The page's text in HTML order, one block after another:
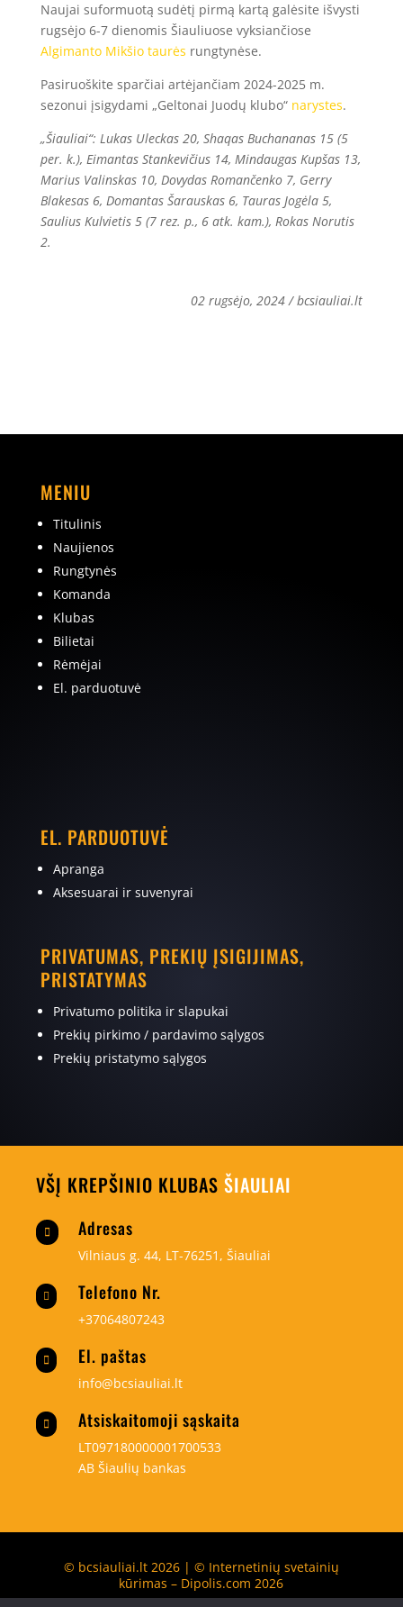
Naujai suformuotą sudėtį pirmą kartą galėsite išvysti
rugsėjo 6-7 dienomis Šiauliuose vyksiančiose
Algimanto Mikšio taurės rungtynėse.
Pasiruoškite sparčiai artėjančiam 2024-2025 m.
sezonui įsigydami „Geltonai Juodų klubo“ narystes.
„Šiauliai“: Lukas Uleckas 20, Shaqas Buchananas 15 (5
per. k.), Eimantas Stankevičius 14, Mindaugas Kupšas 13,
Marius Valinskas 10, Dovydas Romančenko 7, Gerry
Blakesas 6, Domantas Šarauskas 6, Tauras Jogėla 5,
Saulius Kulvietis 5 (7 rez. p., 6 atk. kam.), Rokas Norutis
2.
02 rugsėjo, 2024 / bcsiauliai.lt
MENIU
Titulinis
Naujienos
Rungtynės
Komanda
Klubas
Bilietai
Rėmėjai
El. parduotuvė
EL. PARDUOTUVĖ
Apranga
Aksesuarai ir suvenyrai
PRIVATUMAS, PREKIŲ ĮSIGIJIMAS,
PRISTATYMAS
Privatumo politika ir slapukai
Prekių pirkimo / pardavimo sąlygos
Prekių pristatymo sąlygos
VŠĮ KREPŠINIO KLUBAS ŠIAULIAI
 Adresas
Vilniaus g. 44, LT-76251, Šiauliai
 Telefono Nr.
+37064807243
 El. paštas
info@bcsiauliai.lt
 Atsiskaitomoji sąskaita
LT097180000001700533
AB Šiaulių bankas
© bcsiauliai.lt 2026 | © Internetinių svetainių
kūrimas – Dipolis.com 2026